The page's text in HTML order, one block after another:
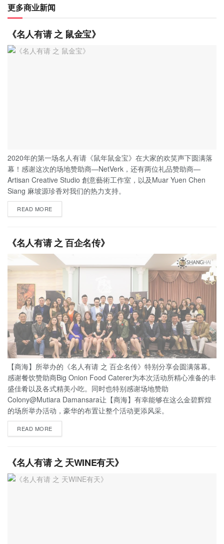
更多商业新闻
《名人有请 之 鼠金宝》
2020年的第一场名人有请《鼠年鼠金宝》在大家的欢笑声下圆满落
幕！感谢这次的场地赞助商—NetVerk，还有两位礼品赞助商—
Artisan Creative Studio 創意藝術工作室，以及Muar Yuen Chen
Siang 麻坡源珍香对我们的热力支持。
READ MORE
《名人有请 之 百企名传》
【商海】所举办的《名人有请 之 百企名传》特别分享会圆满落幕。
感谢餐饮赞助商Big Onion Food Caterer为本次活动所精心准备的丰
盛佳肴以及各式精美小吃。同时也特别感谢场地赞助
Colony@Mutiara Damansara让【商海】有幸能够在这么金碧辉煌
的场所举办活动，豪华的布置让整个活动更添风采。
READ MORE
《名人有请 之 天WINE有天》